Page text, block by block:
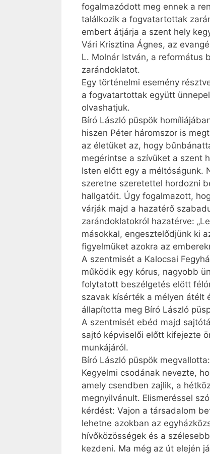
fogalmazódott meg ennek a
találkozik a fogvatartottak
embert átjárja a szent hely
Vári Krisztina Ágnes, az
L. Molnár István, a református
zarándoklatot.
Egy történelmi esemény
a fogvatartottak együtt
olvashatjuk.
Bíró László püspök
hiszen Péter háromszor is
az életüket az, hogy
megérintse a szívüket a szent
Isten előtt egy a méltóságunk.
szeretne szeretettel hordozni
hallgatóit. Úgy fogalmazott,
várják majd a hazatérő
zarándoklatokról hazatérve:
másokkal, engesztelődjünk ki
figyelmüket azokra az
A szentmisét a Kalocsai
működik egy kórus, nagyobb
folytatott beszélgetés előtt
szavak kísérték a mélyen átélt
állapította meg Bíró László
A szentmisét ebéd majd
sajtó képviselői előtt kifejezte
munkájáról.
Bíró László püspök
Kegyelmi csodának nevezte,
amely csendben zajlik, a
megnyilvánult. Elismeréssel
kérdést: Vajon a társadalom
lehetne azokban az
hívőközösségek és a
kezdeni. Ma még az út elején